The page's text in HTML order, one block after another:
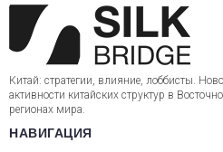
Китай: стратегии, влияние, лоббисты.
активности китайских структур в
регионах мира.
НАВИГАЦИЯ